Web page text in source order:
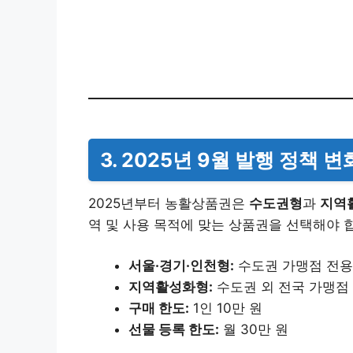
3. 2025년 9월 발행 정책 변
2025년부터 농활상품권은 수도권형과 지역
역 및 사용 목적에 맞는 상품권을 선택해야
서울·경기·인천형: 수도권 가맹점 전용
지역활성화형: 수도권 외 전국 가맹
구매 한도: 1인 10만 원
선물 등록 한도: 월 30만 원